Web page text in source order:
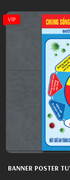
VIP
BANNER POSTER